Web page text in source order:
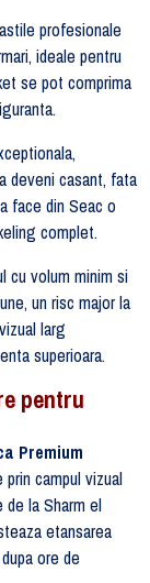
profesionale
ideale pentru
se pot comprima
deveni casant, fata
face din Seac o
complet.
cu volum minim si
un risc major la
larg
superioara.
pentru
Premium
campul vizual
de la Sharm el
etansarea
ore de